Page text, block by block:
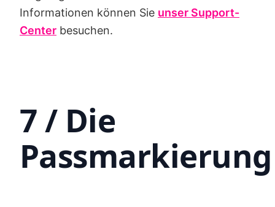
Informationen können Sie unser Support-
Center besuchen.
7 / Die
Passmarkierung